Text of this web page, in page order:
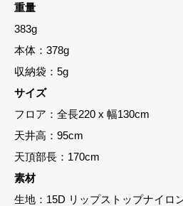
重量
383g
本体：378g
収納袋：5g
サイズ
フロア：全長220 x 幅130cm
天井高：95cm
天頂部長：170cm
素材
生地：15D リップストップナイロ